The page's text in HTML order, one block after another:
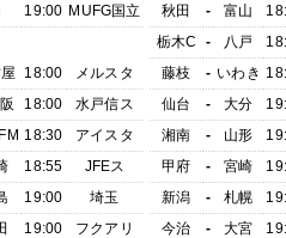
19:00 MUFG国立
18:00
メルスタ
18:00
水戸信ス
18:30
アイスタ
18:55
JFEス
19:00
埼玉
19:00
フクアリ
秋田
- 富山
栃木C
- 八戸
藤枝
- いわき
仙台
- 大分
湘南
- 山形
甲府
- 宮崎
新潟
- 札幌
今治
- 大宮